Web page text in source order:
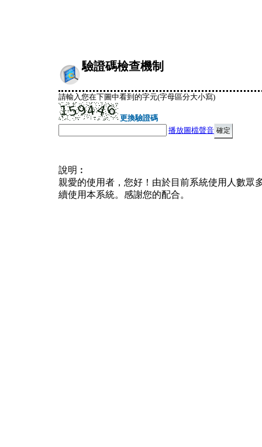
驗證碼檢查機制
請輸入您在下圖中看到的字元(字母區分大小寫)
更換驗證碼
播放圖檔聲音
說明︰
親愛的使用者，您好！由於目前系統使用人數眾
續使用本系統。感謝您的配合。